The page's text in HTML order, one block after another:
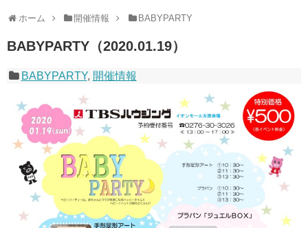
ホーム 開催情報 BABYPARTY
BABYPARTY（2020.01.19）
BABYPARTY, 開催情報